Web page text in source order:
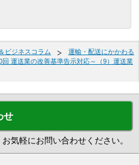
ビジネスコラム
運輸・配送にかかわる
回 運送業の改善基準告示対応～（9）運送業
せ
気軽にお問い合わせください。